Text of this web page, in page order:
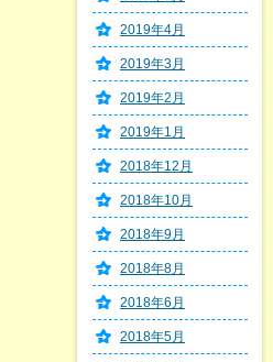
2019年4月
2019年3月
2019年2月
2019年1月
2018年12月
2018年10月
2018年9月
2018年8月
2018年6月
2018年5月